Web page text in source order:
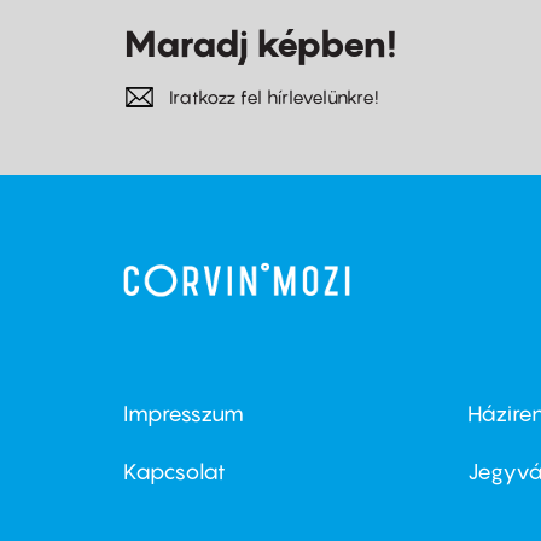
Maradj képben!
Iratkozz fel hírlevelünkre!
Footer
menu
Impresszum
Kapcsolat